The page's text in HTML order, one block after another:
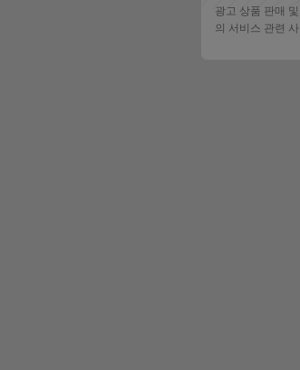
광고 상품 판매
의 서비스 관련